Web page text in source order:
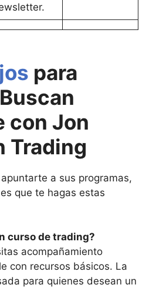
para
con Jon
Trading
a sus programas,
que te hagas estas
curso de trading?
acompañamiento
con recursos básicos. La
para quienes desean un